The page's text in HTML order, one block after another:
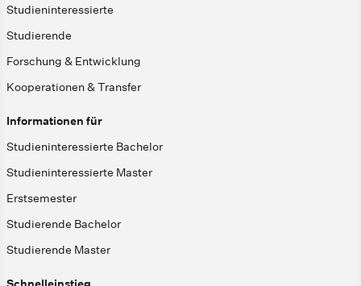
Studieninteressierte
Studierende
Forschung & Entwicklung
Kooperationen & Transfer
Informationen für
Studieninteressierte Bachelor
Studieninteressierte Master
Erstsemester
Studierende Bachelor
Studierende Master